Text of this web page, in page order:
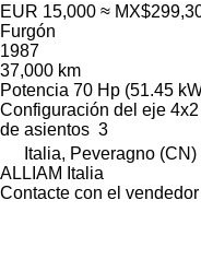
EUR 15,000 ≈
Furgón
1987
37,000 km
Potencia 70 Hp (51.45
Configuración del eje 4x2
de asientos 3
Italia, Peveragno (CN)
ALLIAM Italia
Contacte con el vendedor